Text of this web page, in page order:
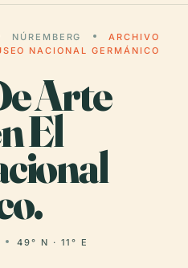
NÚREMBERG
ARCHIVO
NACIONAL GERMÁNICO
Arte
El
49° N · 11° E